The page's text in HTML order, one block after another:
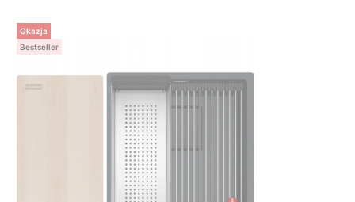
Okazja
Bestseller